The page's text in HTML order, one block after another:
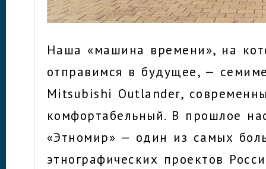
Наша «машина времени», на
отправимся в будущее, —
Mitsubishi Outlander,
комфортабельный. В прошлое
«Этномир» — один из самых
этнографических проектов